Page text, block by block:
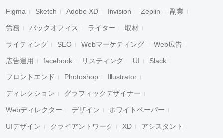
Figma Sketch Adobe XD Invision Zeplin 副業
労務 バックオフィス ライター 取材
ライティング SEO Webマーケティング Web広告
広告運用 facebook リスティング UI Slack
フロントエンド Photoshop Illustrator
ディレクション グラフィックデザイナー
Webディレクター デザイン ホワイトペーパー
UIデザイン クライアントワーク XD アシスタント